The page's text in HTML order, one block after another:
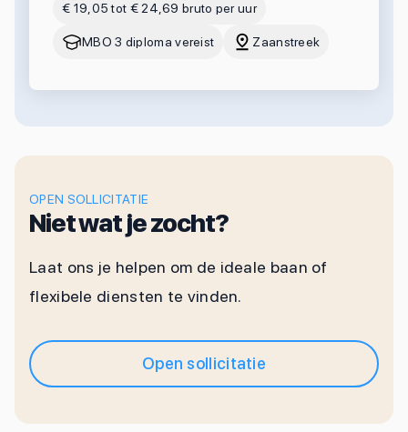
€ 19,05 tot € 24,69 bruto per uur
MBO 3 diploma vereist Zaanstreek
OPEN SOLLICITATIE
Niet wat je zocht?
Laat ons je helpen om de ideale baan of
flexibele diensten te vinden.
Open sollicitatie